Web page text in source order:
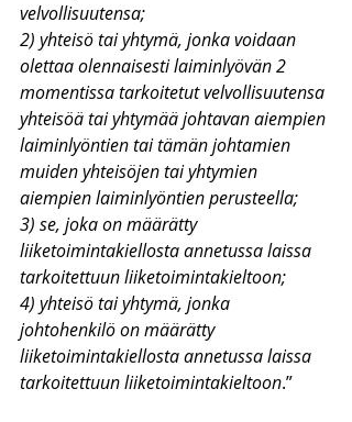
velvollisuutensa;
2) yhteisö tai yhtymä, jonka voidaan
olettaa olennaisesti laiminlyövän 2
momentissa tarkoitetut velvollisuutensa
yhteisöä tai yhtymää johtavan aiempien
laiminlyöntien tai tämän johtamien
muiden yhteisöjen tai yhtymien
aiempien laiminlyöntien perusteella;
3) se, joka on määrätty
liiketoimintakiellosta annetussa laissa
tarkoitettuun liiketoimintakieltoon;
4) yhteisö tai yhtymä, jonka
johtohenkilö on määrätty
liiketoimintakiellosta annetussa laissa
tarkoitettuun liiketoimintakieltoon.”